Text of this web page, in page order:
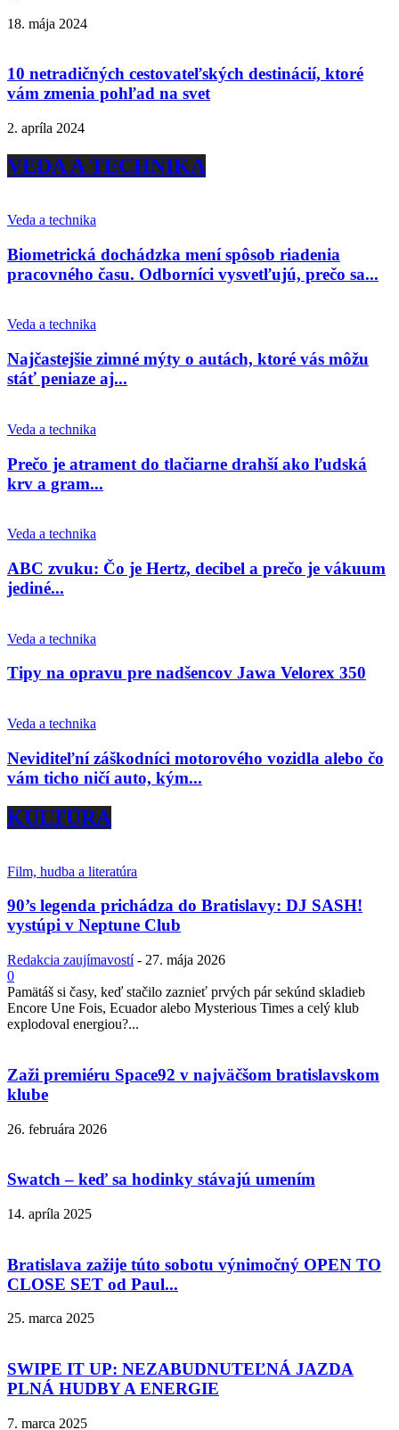
18. mája 2024
10 netradičných cestovateľských destinácií, ktoré
vám zmenia pohľad na svet
2. apríla 2024
VEDA A TECHNIKA
Veda a technika
Biometrická dochádzka mení spôsob riadenia
pracovného času. Odborníci vysvetľujú, prečo sa...
Veda a technika
Najčastejšie zimné mýty o autách, ktoré vás môžu
stáť peniaze aj...
Veda a technika
Prečo je atrament do tlačiarne drahší ako ľudská
krv a gram...
Veda a technika
ABC zvuku: Čo je Hertz, decibel a prečo je vákuum
jediné...
Veda a technika
Tipy na opravu pre nadšencov Jawa Velorex 350
Veda a technika
Neviditeľní záškodníci motorového vozidla alebo čo
vám ticho ničí auto, kým...
KULTÚRA
Film, hudba a literatúra
90’s legenda prichádza do Bratislavy: DJ SASH!
vystúpi v Neptune Club
Redakcia zaujímavostí - 27. mája 2026
0
Pamätáš si časy, keď stačilo zaznieť prvých pár sekúnd skladieb
Encore Une Fois, Ecuador alebo Mysterious Times a celý klub
explodoval energiou?...
Zaži premiéru Space92 v najväčšom bratislavskom
klube
26. februára 2026
Swatch – keď sa hodinky stávajú umením
14. apríla 2025
Bratislava zažije túto sobotu výnimočný OPEN TO
CLOSE SET od Paul...
25. marca 2025
SWIPE IT UP: NEZABUDNUTEĽNÁ JAZDA
PLNÁ HUDBY A ENERGIE
7. marca 2025